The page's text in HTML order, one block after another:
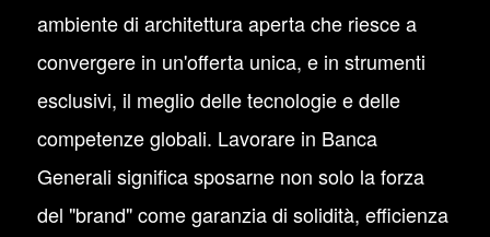
ambiente di architettura aperta che riesce a
convergere in un'offerta unica, e in strumenti
esclusivi, il meglio delle tecnologie e delle
competenze globali. Lavorare in Banca
Generali significa sposarne non solo la forza
del "brand" come garanzia di solidità, efficienza